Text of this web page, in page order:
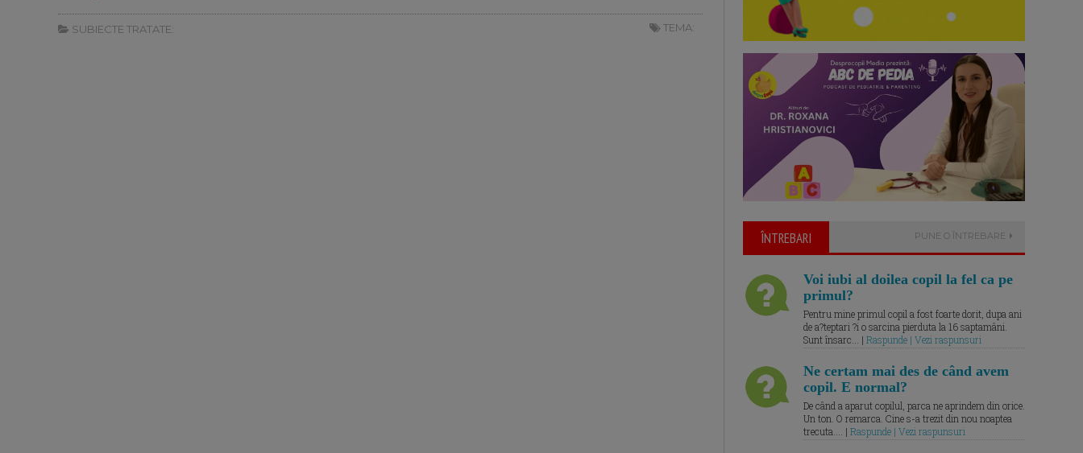
SUBIECTE TRATATE: TEMA:
ÎNTREBARI PUNE O ÎNTREBARE
Voi iubi al doilea copil la fel ca pe
primul?
Pentru mine primul copil a fost foarte dorit, dupa ani
de a?teptari ?i o sarcina pierduta la 16 saptamâni.
Sunt însarc... | Raspunde | Vezi raspunsuri
Ne certam mai des de când avem
copil. E normal?
De când a aparut copilul, parca ne aprindem din orice.
Un ton. O remarca. Cine s-a trezit din nou noaptea
trecuta.... | Raspunde | Vezi raspunsuri